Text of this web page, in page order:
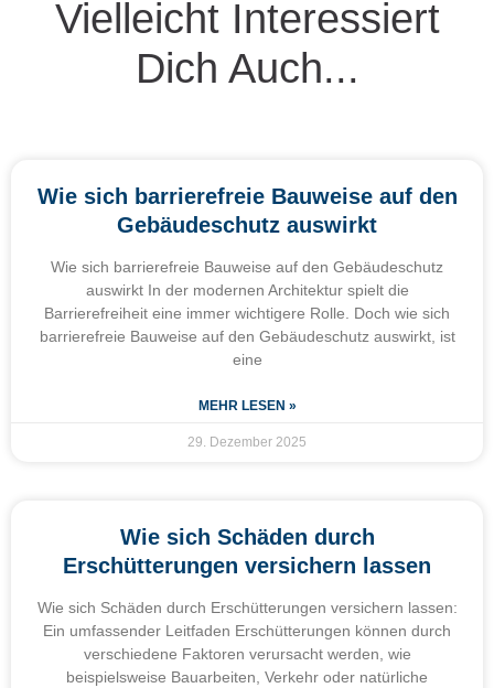
Vielleicht Interessiert
Dich Auch...
Wie sich barrierefreie Bauweise auf den
Gebäudeschutz auswirkt
Wie sich barrierefreie Bauweise auf den Gebäudeschutz
auswirkt In der modernen Architektur spielt die
Barrierefreiheit eine immer wichtigere Rolle. Doch wie sich
barrierefreie Bauweise auf den Gebäudeschutz auswirkt, ist
eine
MEHR LESEN »
29. Dezember 2025
Wie sich Schäden durch
Erschütterungen versichern lassen
Wie sich Schäden durch Erschütterungen versichern lassen:
Ein umfassender Leitfaden Erschütterungen können durch
verschiedene Faktoren verursacht werden, wie
beispielsweise Bauarbeiten, Verkehr oder natürliche